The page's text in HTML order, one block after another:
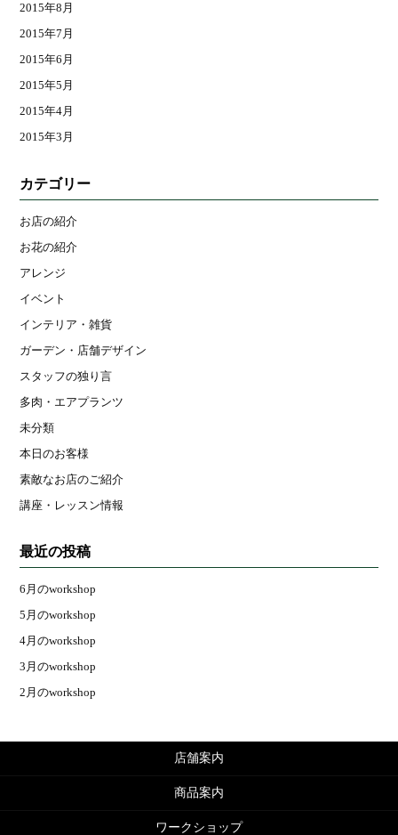
2015年8月
2015年7月
2015年6月
2015年5月
2015年4月
2015年3月
カテゴリー
お店の紹介
お花の紹介
アレンジ
イベント
インテリア・雑貨
ガーデン・店舗デザイン
スタッフの独り言
多肉・エアプランツ
未分類
本日のお客様
素敵なお店のご紹介
講座・レッスン情報
最近の投稿
6月のworkshop
5月のworkshop
4月のworkshop
3月のworkshop
2月のworkshop
店舗案内
商品案内
ワークショップ